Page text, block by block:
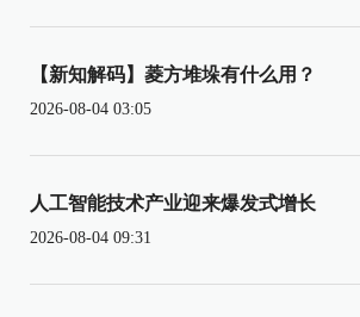
【新知解码】菱方堆垛有什么用？
2026-08-04 03:05
人工智能技术产业迎来爆发式增长
2026-08-04 09:31